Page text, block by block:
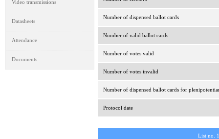
Video transmissions
Datasheets
Attendance
Documents
Number of dispensed ballot cards
Number of valid ballot cards
Number of votes valid
Number of votes invalid
Number of dispensed ballot cards for
Protocol date
List no.